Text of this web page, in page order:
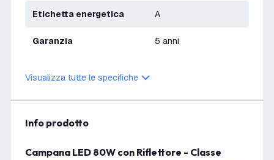
Etichetta energetica A
Garanzia 5 anni
Visualizza tutte le specifiche
info prodotto
Campana LED 80W con Riflettore - Classe